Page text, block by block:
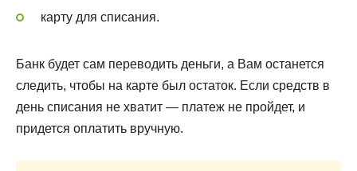
карту для списания.
Банк будет сам переводить деньги, а Вам останется
следить, чтобы на карте был остаток. Если средств в
день списания не хватит — платеж не пройдет, и
придется оплатить вручную.